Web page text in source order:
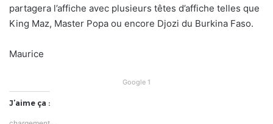
partagera l’affiche avec plusieurs têtes d’affiche telles que
King Maz, Master Popa ou encore Djozi du Burkina Faso.
Maurice
Google 1
J’aime ça :